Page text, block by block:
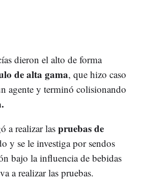
dieron el alto de forma
de alta gama, que hizo caso
agente y terminó colisionando
a realizar las pruebas de
y se le investiga por sendos
bajo la influencia de bebidas
a realizar las pruebas.